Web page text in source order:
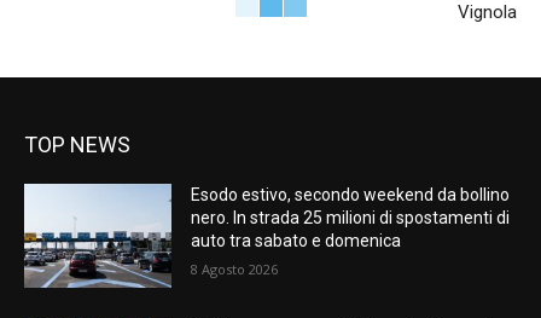
Vignola
TOP NEWS
Esodo estivo, secondo weekend da bollino
nero. In strada 25 milioni di spostamenti di
auto tra sabato e domenica
8 Agosto 2026